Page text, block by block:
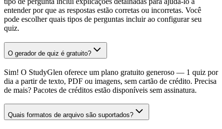
entender por que as respostas estão corretas ou incorretas. Você
pode escolher quais tipos de perguntas incluir ao configurar seu
quiz.
O gerador de quiz é gratuito?
Sim! O StudyGlen oferece um plano gratuito generoso — 1 quiz por
dia a partir de texto, PDF ou imagens, sem cartão de crédito. Precisa
de mais? Pacotes de créditos estão disponíveis sem assinatura.
Quais formatos de arquivo são suportados?